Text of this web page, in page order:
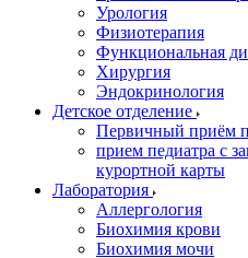
Урология
Физиотерапия
Функциональная
Хирургия
Эндокринология
Детское отделение
Первичный приём
прием педиатра с
курортной карты
Лаборатория
Аллергология
Биохимия крови
Биохимия мочи